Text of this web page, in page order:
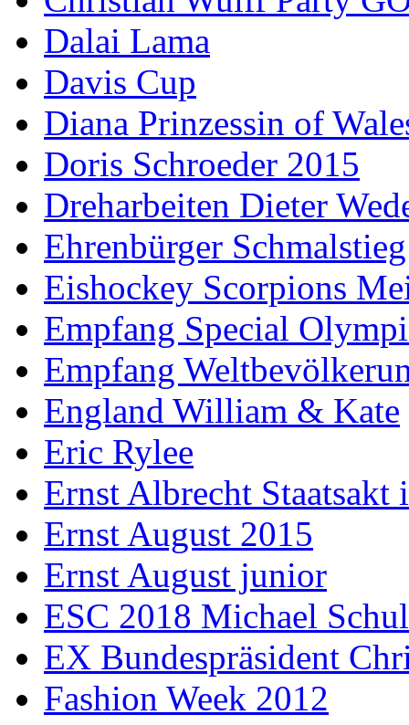
Dalai Lama
Davis Cup
Diana Prinzessin of
Doris Schroeder 2015
Dreharbeiten Dieter
Ehrenbürger Schmalstieg
Eishockey Scorpions
Empfang Special
Empfang
England William & Kate
Eric Rylee
Ernst Albrecht Staatsakt
Ernst August 2015
Ernst August junior
ESC 2018 Michael
EX Bundespräsident
Fashion Week 2012